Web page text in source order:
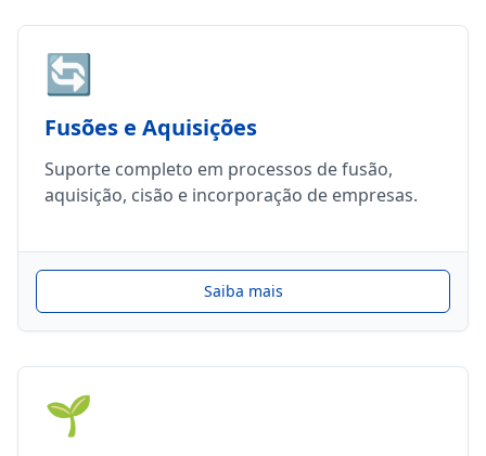
🔄
Fusões e Aquisições
Suporte completo em processos de fusão,
aquisição, cisão e incorporação de empresas.
Saiba mais
🌱